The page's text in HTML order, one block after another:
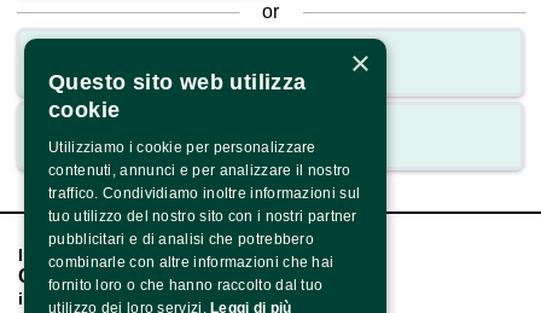
or
Instagram
Contatti
info@langhephotofestival.com
×
Questo sito web utilizza
cookie
Utilizziamo i cookie per personalizzare
contenuti, annunci e per analizzare il nostro
traffico. Condividiamo inoltre informazioni sul
tuo utilizzo del nostro sito con i nostri partner
pubblicitari e di analisi che potrebbero
combinarle con altre informazioni che hai
fornito loro o che hanno raccolto dal tuo
utilizzo dei loro servizi. Leggi di più